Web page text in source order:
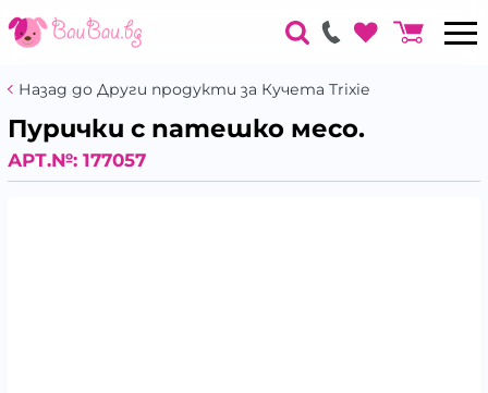
Назад до Други продукти за Кучета Trixie
Пурички с патешко месо.
АРТ.№: 177057